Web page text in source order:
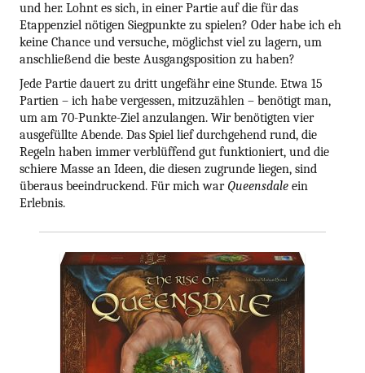
und her. Lohnt es sich, in einer Partie auf die für das
Etappenziel nötigen Siegpunkte zu spielen? Oder habe ich eh
keine Chance und versuche, möglichst viel zu lagern, um
anschließend die beste Ausgangsposition zu haben?
Jede Partie dauert zu dritt ungefähr eine Stunde. Etwa 15
Partien – ich habe vergessen, mitzuzählen – benötigt man,
um am 70-Punkte-Ziel anzulangen. Wir benötigten vier
ausgefüllte Abende. Das Spiel lief durchgehend rund, die
Regeln haben immer verblüffend gut funktioniert, und die
schiere Masse an Ideen, die diesen zugrunde liegen, sind
überaus beeindruckend. Für mich war Queensdale ein
Erlebnis.